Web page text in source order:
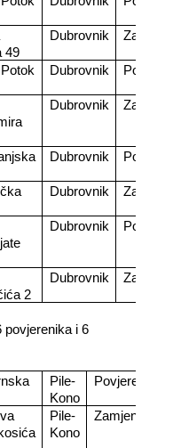
49
Dubrovnik
Dubrovnik
Dubrovnik
Dubrovnik
Dubrovnik
Dubrovnik
2
Dubrovnik
povjerenika i 6
Pile-
Kono
Povjerenik
Pile-
Kono
Zamjenik